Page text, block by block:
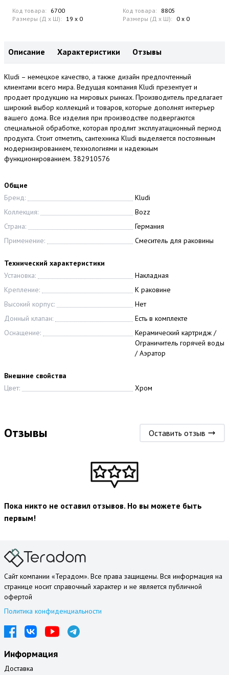
Код товара: 6700
Размеры (Д x Ш): 19 x 0
Код товара: 8805
Размеры (Д x Ш): 0 x 0
Описание Характеристики Отзывы
Kludi – немецкое качество, а также дизайн предпочтенный
клиентами всего мира. Ведущая компания Kludi презентует и
продает продукцию на мировых рынках. Производитель предлагает
широкий выбор коллекций и товаров, которые дополнят интерьер
вашего дома. Все изделия при производстве подвергаются
специальной обработке, которая продлит эксплуатационный период
продукта. Стоит отметить, сантехника Kludi выделяется постоянным
модернизированием, технологиями и надежным
функционированием. 382910576
Общие
Бренд:
Kludi
Коллекция:
Bozz
Страна:
Германия
Применение:
Смеситель для раковины
Технический характеристики
Установка:
Накладная
Крепление:
К раковине
Высокий корпус:
Нет
Донный клапан:
Есть в комплекте
Оснащение:
Керамический картридж /
Ограничитель горячей воды
/ Аэратор
Внешние свойства
Цвет:
Хром
Отзывы Оставить отзыв
Пока никто не оставил отзывов. Но вы можете быть
первым!
Сайт компании «Терадом». Все права защищены. Вся информация на
странице носит справочный характер и не является публичной
офертой
Политика конфиденциальности
Информация
Доставка